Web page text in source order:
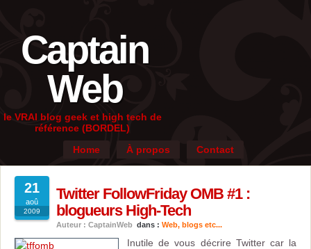
Captain
Web
le VRAI blog geek et high tech de
référence (BORDEL)
Home
À propos Contact
21
aoû
2009
Twitter FollowFriday OMB #1 :
blogueurs High-Tech
Auteur : CaptainWeb dans : Web, blogs etc...
Inutile de vous décrire Twitter car la